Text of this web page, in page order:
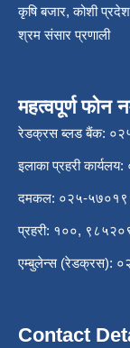
कृषि बजार, कोशी
श्रम संसार प्रणाली
महत्वपूर्ण फोन
रेडक्रस ब्लड बैंक:
इलाका प्रहरी
दमकल: ०२५-
प्रहरी: १००,
एम्बुलेन्स (रेडक्रस):
Contact